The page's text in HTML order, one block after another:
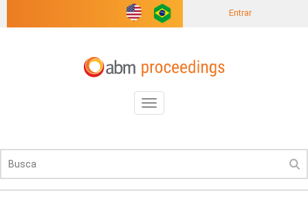
Entrar
Toggle
navigation